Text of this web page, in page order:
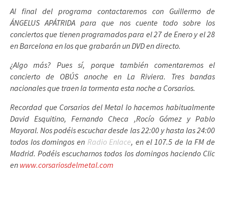
Al final del programa contactaremos con Guillermo de
ÁNGELUS APÁTRIDA para que nos cuente todo sobre los
conciertos que tienen programados para el 27 de Enero y el 28
en Barcelona en los que grabarán un DVD en directo.
¿Algo más? Pues sí, porque también comentaremos el
concierto de OBÚS anoche en La Riviera. Tres bandas
nacionales que traen la tormenta esta noche a Corsarios.
Recordad que Corsarios del Metal lo hacemos habitualmente
David Esquitino, Fernando Checa ,Rocío Gómez y Pablo
Mayoral. Nos podéis escuchar desde las 22:00 y hasta las 24:00
todos losdomingos en Radio Enlace, en el 107.5 de la FM de
Madrid. Podéis escucharnos todos los domingos haciendo Clic
en www.corsariosdelmetal.com